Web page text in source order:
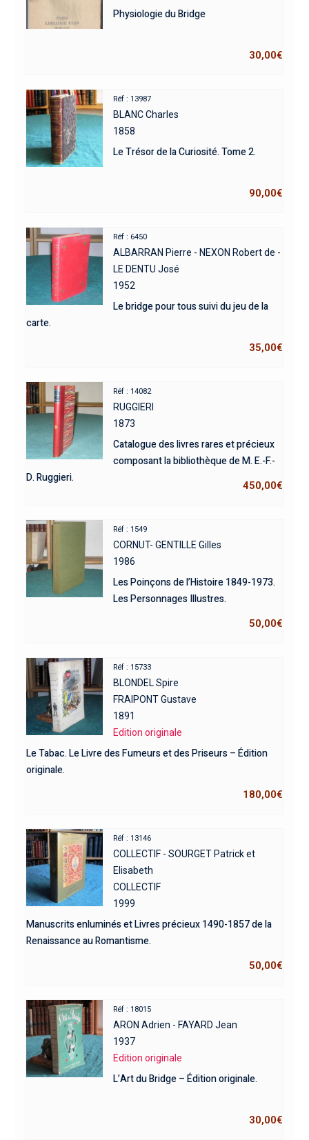
Physiologie du Bridge
30,00€
Réf : 13987
BLANC Charles
1858
Le Trésor de la Curiosité. Tome 2.
90,00€
Réf : 6450
ALBARRAN Pierre - NEXON Robert de -
LE DENTU José
1952
Le bridge pour tous suivi du jeu de la
carte.
35,00€
Réf : 14082
RUGGIERI
1873
Catalogue des livres rares et précieux
composant la bibliothèque de M. E.-F.-
D. Ruggieri.
450,00€
Réf : 1549
CORNUT- GENTILLE Gilles
1986
Les Poinçons de l’Histoire 1849-1973.
Les Personnages Illustres.
50,00€
Réf : 15733
BLONDEL Spire
FRAIPONT Gustave
1891
Edition originale
Le Tabac. Le Livre des Fumeurs et des Priseurs – Édition
originale.
180,00€
Réf : 13146
COLLECTIF - SOURGET Patrick et
Elisabeth
COLLECTIF
1999
Manuscrits enluminés et Livres précieux 1490-1857 de la
Renaissance au Romantisme.
50,00€
Réf : 18015
ARON Adrien - FAYARD Jean
1937
Edition originale
L’Art du Bridge – Édition originale.
30,00€